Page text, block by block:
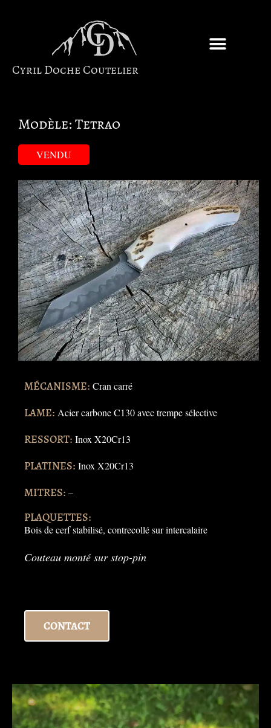
Cyril Doche Coutelier
Modèle: Tetrao
VENDU
MÉCANISME: Cran carré
LAME: Acier carbone C130 avec trempe sélective
RESSORT: Inox X20Cr13
PLATINES: Inox X20Cr13
MITRES: –
PLAQUETTES:
Bois de cerf stabilisé, contrecollé sur intercalaire
Couteau monté sur stop-pin
CONTACT